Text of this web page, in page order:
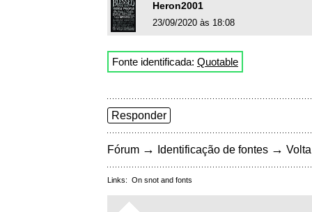
Heron2001
23/09/2020 às 18:08
Fonte identificada: Quotable
Responder
Fórum → Identificação de fontes →
Links: On snot and fonts